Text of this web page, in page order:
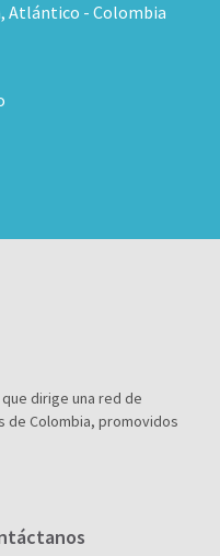
Atlántico - Colombia
dirige una red de
de Colombia, promovidos